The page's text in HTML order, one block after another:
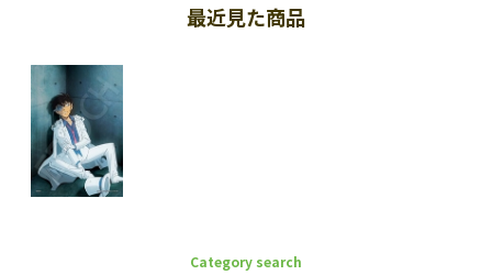
最近見た商品
Category search